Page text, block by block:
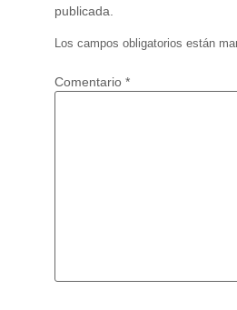
publicada.
Los campos obligatorios están
Comentario *